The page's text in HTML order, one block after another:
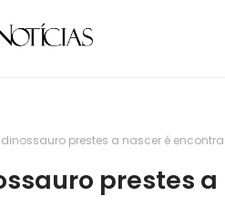
dinossauro prestes a nascer é
prestes